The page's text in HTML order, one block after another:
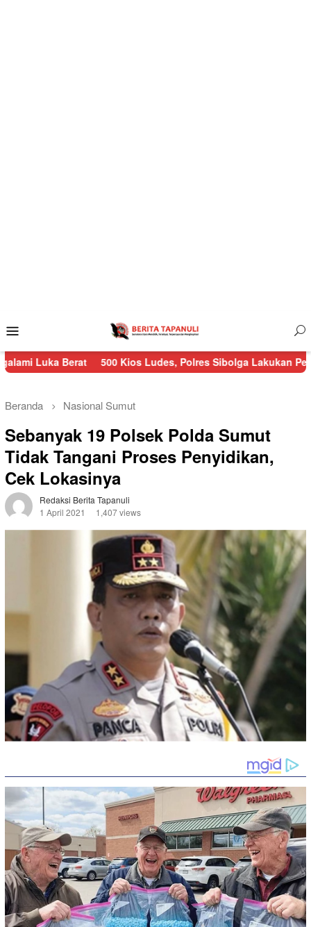
Mobile
500 Kios Ludes, Polres Sibolga Lakukan Pengamanan
Beranda Nasional Sumut
Sebanyak 19 Polsek Polda Sumut
Tidak Tangani Proses Penyidikan,
Cek Lokasinya
Redaksi Berita Tapanuli
1 April 2021
1,407 views